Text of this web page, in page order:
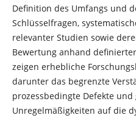
Definition des Umfangs und
Schlüsselfragen,
relevanter Studien sowie
Bewertung anhand
zeigen erhebliche
darunter das begrenzte
prozessbedingte Defekte
Unregelmäßigkeiten auf die